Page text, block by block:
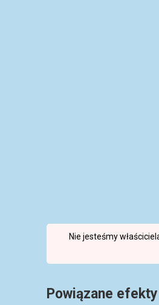
Nie jesteśmy
Powiązane